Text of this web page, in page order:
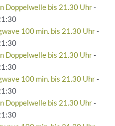
Doppelwelle bis 21.30 Uhr-
100 min. bis 21.30 Uhr-
Doppelwelle bis 21.30 Uhr-
100 min. bis 21.30 Uhr-
Doppelwelle bis 21.30 Uhr-